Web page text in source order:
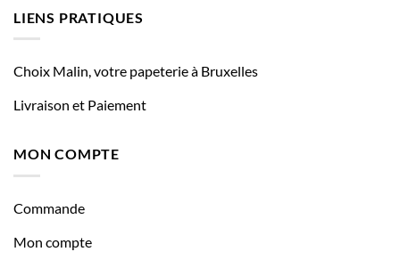
LIENS PRATIQUES
Choix Malin, votre papeterie à Bruxelles
Livraison et Paiement
MON COMPTE
Commande
Mon compte